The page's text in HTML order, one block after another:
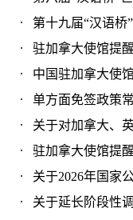
第十九届“汉语桥
驻加拿大使馆提
中国驻加拿大使
单方面免签政策
关于对加拿大、
驻加拿大使馆提
关于2026年国家
关于延长阶段性